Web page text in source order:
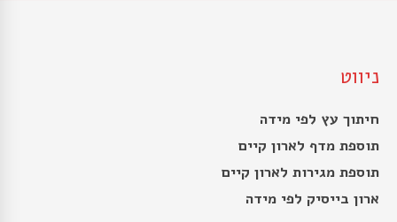
ניווט
חיתוך עץ לפי מידה
תוספת מדף לארון קיים
תוספת מגירות לארון קיים
ארון בייסיק לפי מידה